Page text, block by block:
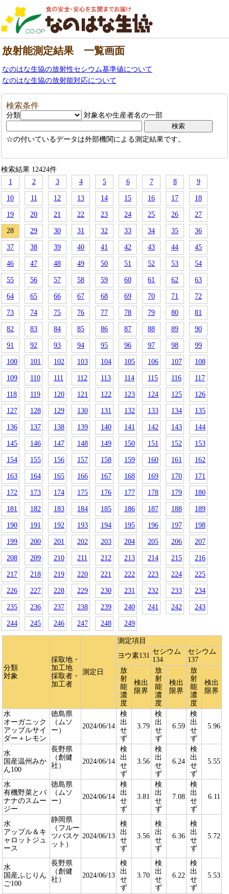
放射能測定結果 一覧画面
なのはな生協の放射性セシウム基準値について
なのはな生協の放射能対応について
検索条件
分類 対象名や生産者名の一部
☆の付いているデータは外部機関による測定結果です。
検索結果 12424件
1
2 3 4 5 6 7 8 9
10 11 12 13 14 15 16 17 18
19 20 21 22 23 24 25 26 27
28 29 30 31 32 33 34 35 36
37 38 39 40 41 42 43 44 45
46 47 48 49 50 51 52 53 54
55 56 57 58 59 60 61 62 63
64 65 66 67 68 69 70 71 72
73 74 75 76 77 78 79 80 81
82 83 84 85 86 87 88 89 90
91 92 93 94 95 96 97 98 99
100 101 102 103 104 105 106 107 108
109 110 111 112 113 114 115 116 117
118 119 120 121 122 123 124 125 126
127 128 129 130 131 132 133 134 135
136 137 138 139 140 141 142 143 144
145 146 147 148 149 150 151 152 153
154 155 156 157 158 159 160 161 162
163 164 165 166 167 168 169 170 171
172 173 174 175 176 177 178 179 180
181 182 183 184 185 186 187 188 189
190 191 192 193 194 195 196 197 198
199 200 201 202 203 204 205 206 207
208 209 210 211 212 213 214 215 216
217 218 219 220 221 222 223 224 225
226 227 228 229 230 231 232 233 234
235 236 237 238 239 240 241 242 243
244 245 246 247 248 249
分類
対象
採取地・
加工地
採取者・
加工者
測定日
測定項目
ヨウ素131
セシウム
134
セシウム
137
放
射
能
濃
度
検出
限界
放
射
能
濃
度
検出
限界
放
射
能
濃
度
検出
限界
水
オーガニック
アップルサイ
ダー＋レモン
徳島県
（ムソ
ー）
2024/06/14
検
出
せ
ず
3.79
検
出
せ
ず
6.59
検
出
せ
ず
5.96
水
国産温州みか
ん100
長野県
（創健
社）
2024/06/14
検
出
せ
ず
3.56
検
出
せ
ず
6.24
検
出
せ
ず
5.55
水
有機野菜とバ
ナナのスムー
ジー
徳島県
（ムソ
ー）
2024/06/14
検
出
せ
ず
3.81
検
出
せ
ず
7.08
検
出
せ
ず
6.11
水
アップル＆キ
ャロットジュ
ース
静岡県
（フルー
ツバスケ
ット）
2024/06/13
検
出
せ
ず
3.56
検
出
せ
ず
6.36
検
出
せ
ず
5.72
水
国産ふじりん
ご100
長野県
（創健
社）
2024/06/13
検
出
せ
ず
3.70
検
出
せ
ず
6.22
検
出
せ
ず
5.53